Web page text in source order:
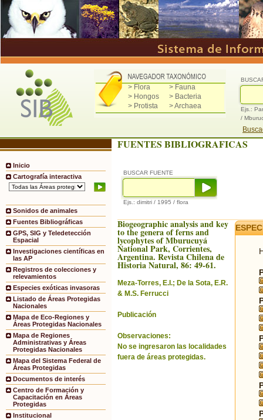
> Flora
> Fauna
> Hongos
> Bacteria
> Protista
> Archaea
Ejs.:
/
Inicio
Cartografía interactiva
Sonidos de animales
Fuentes Bibliográficas
GPS, SIG y Teledetección
Espacial
Investigaciones científicas en
las AP
Registros de colecciones y
relevamientos
Especies exóticas invasoras
Listado de Áreas Protegidas
Nacionales
Mapa de Eco-Regiones y
Áreas Protegidas Nacionales
Mapa de Regiones
Administrativas y Áreas
Protegidas Nacionales
Mapa del Sistema Federal de
Áreas Protegidas
Documentos de interés
Centro de Formación y
Capacitación en Áreas
Protegidas
Institucional
FUENTES BIBLIOGRAFICAS
BUSCAR FUENTE
Ejs.: dimitri / 1995 / flora
Biogeographic analysis and key
to the genera of ferns and
lycophytes of Mburucuyá
National Park, Corrientes,
Argentina. Revista Chilena de
Historia Natural, 86: 49-61.
Meza-Torres, E.I.; De la Sota, E.R.
& M.S. Ferrucci
Publicación
Observaciones:
No se ingresaron las localidades
fuera de áreas protegidas.